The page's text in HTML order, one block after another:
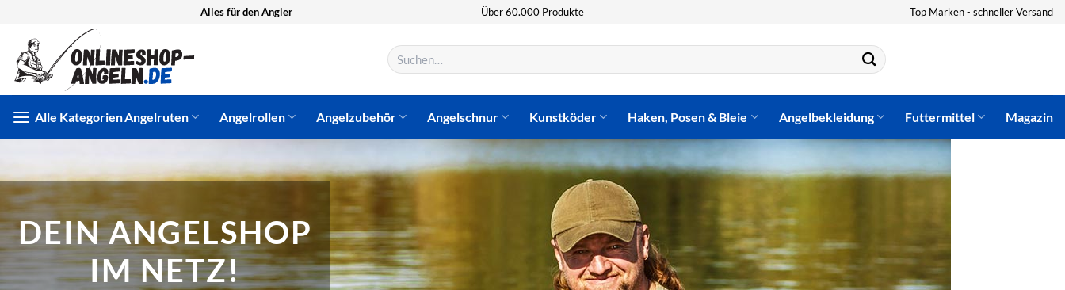
springen
Alles für den Angler Über 60.000 Produkte Top Marken - schneller Versand
Suchen
nach:
Alle KategorienAngelruten Angelrollen Angelzubehör Angelschnur Kunstköder Haken, Posen & Bleie Angelbekleidung Futtermittel Magazin
DEIN ANGELSHOP
IM NETZ!